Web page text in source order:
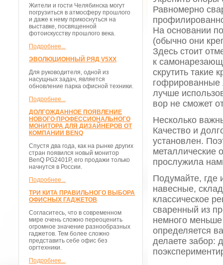
Жители и гости Челябинска могут
погрузиться в атмосферу прошлого
и даже к нему прикоснуться на
выставке, посвященной
фотоискусству прошлого века.
Подробнее...
ЭВОЛЮЦИОННЫЙ РЯД V5XX
Для руководителя, одной из
насущных задач, является
обновление парка офисной техники.
Подробнее...
ДОЛГОЖДАННОЕ ПОЯВЛЕНИЕ
НОВОГО ПРОФЕССИОНАЛЬНОГО
МОНИТОРА ДЛЯ ДИЗАЙНЕРОВ ОТ
КОМПАНИИ BENQ
Спустя два года, как на рынке других
стран появился новый монитор
BenQ PG2401P, его продажи только
начнутся в России.
Подробнее...
ТРИ КИТА ПРАВИЛЬНОГО ВЫБОРА
ОФИСНЫХ ГАДЖЕТОВ
Согласитесь, что в современном
мире очень сложно переоценить
огромное значение разнообразных
гаджетов. Тем более сложно
представить себе офис без
оргтехники.
Подробнее...
Равномерно
На основании
(обычно они
Здесь стоит
к
скрутить такие
гофрированные
лучше
вор не сможет
Несколько
Качество и
установлен.
металлические
прослужила
Подумайте, где
навесные,
классическое
сваренный из
немного
определяется
делаете забор: